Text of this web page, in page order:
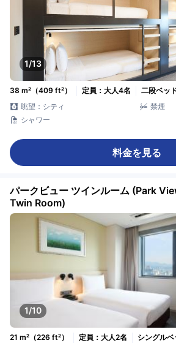
1/13
38 m²（409 ft²） 定員：大人4名
二段ベッ
眺望：シティ
禁煙
シャワー
料金を見る
パークビュー ツインルーム (Park
Twin Room)
1/10
21 m²（226 ft²） 定員：大人2名
シングル